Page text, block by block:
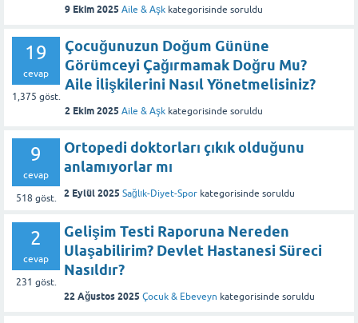
9 Ekim 2025 Aile & Aşk kategorisinde soruldu
19
cevap
1,375 göst.
Çocuğunuzun Doğum Gününe
Görümceyi Çağırmamak Doğru Mu?
Aile İlişkilerini Nasıl Yönetmelisiniz?
2 Ekim 2025 Aile & Aşk kategorisinde soruldu
9
cevap
518 göst.
Ortopedi doktorları çıkık olduğunu
anlamıyorlar mı
2 Eylül 2025 Sağlık-Diyet-Spor kategorisinde soruldu
2
cevap
231 göst.
Gelişim Testi Raporuna Nereden
Ulaşabilirim? Devlet Hastanesi Süreci
Nasıldır?
22 Ağustos 2025 Çocuk & Ebeveyn kategorisinde soruldu